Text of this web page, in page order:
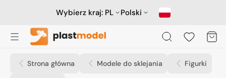
Wybierz kraj: PL Polski
Koszyk
Strona główna Modele do sklejania Figurki